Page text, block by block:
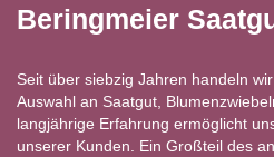
Beringmeier
Seit über siebzig Jahren handeln
Auswahl an Saatgut,
langjährige Erfahrung ermöglicht
unserer Kunden. Ein Großteil des